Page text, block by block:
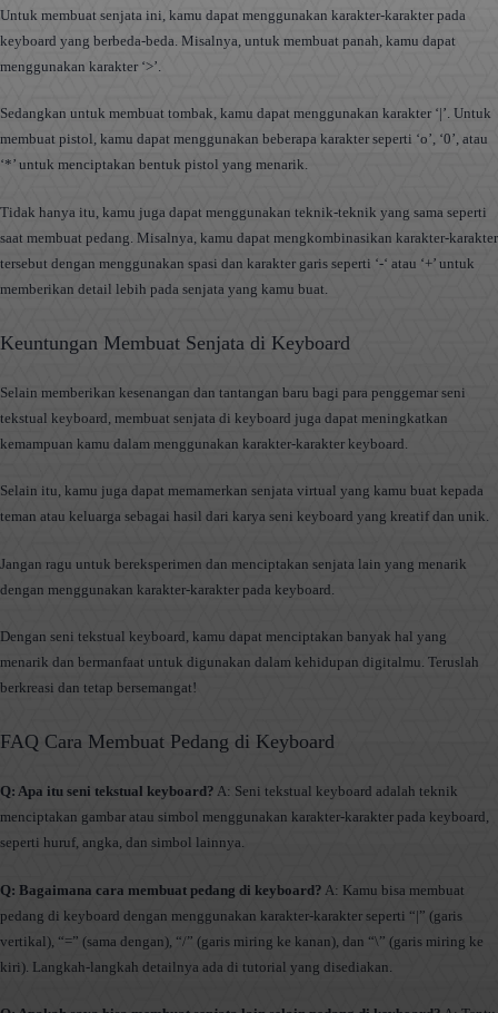
Untuk membuat senjata ini, kamu dapat menggunakan karakter-karakter pada
keyboard yang berbeda-beda. Misalnya, untuk membuat panah, kamu dapat
menggunakan karakter ‘>’.
Sedangkan untuk membuat tombak, kamu dapat menggunakan karakter ‘|’. Untuk
membuat pistol, kamu dapat menggunakan beberapa karakter seperti ‘o’, ‘0’, atau
‘*’ untuk menciptakan bentuk pistol yang menarik.
Tidak hanya itu, kamu juga dapat menggunakan teknik-teknik yang sama seperti
saat membuat pedang. Misalnya, kamu dapat mengkombinasikan karakter-karakter
tersebut dengan menggunakan spasi dan karakter garis seperti ‘-‘ atau ‘+’ untuk
memberikan detail lebih pada senjata yang kamu buat.
Keuntungan Membuat Senjata di Keyboard
Selain memberikan kesenangan dan tantangan baru bagi para penggemar seni
tekstual keyboard, membuat senjata di keyboard juga dapat meningkatkan
kemampuan kamu dalam menggunakan karakter-karakter keyboard.
Selain itu, kamu juga dapat memamerkan senjata virtual yang kamu buat kepada
teman atau keluarga sebagai hasil dari karya seni keyboard yang kreatif dan unik.
Jangan ragu untuk bereksperimen dan menciptakan senjata lain yang menarik
dengan menggunakan karakter-karakter pada keyboard.
Dengan seni tekstual keyboard, kamu dapat menciptakan banyak hal yang
menarik dan bermanfaat untuk digunakan dalam kehidupan digitalmu. Teruslah
berkreasi dan tetap bersemangat!
FAQ Cara Membuat Pedang di Keyboard
Q: Apa itu seni tekstual keyboard? A: Seni tekstual keyboard adalah teknik
menciptakan gambar atau simbol menggunakan karakter-karakter pada keyboard,
seperti huruf, angka, dan simbol lainnya.
Q: Bagaimana cara membuat pedang di keyboard? A: Kamu bisa membuat
pedang di keyboard dengan menggunakan karakter-karakter seperti “|” (garis
vertikal), “=” (sama dengan), “/” (garis miring ke kanan), dan “\” (garis miring ke
kiri). Langkah-langkah detailnya ada di tutorial yang disediakan.